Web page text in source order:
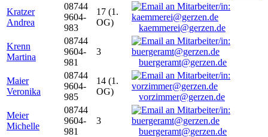
Kratzer
Andrea
08744
9604-
983
17 (1.
OG)
kaemmerei@gerzen.de
Krenn
Martina
08744
9604-
981
3
buergeramt@gerzen.de
Maier
Veronika
08744
9604-
985
14 (1.
OG)
vorzimmer@gerzen.de
Meier
Michelle
08744
9604-
981
3
buergeramt@gerzen.de